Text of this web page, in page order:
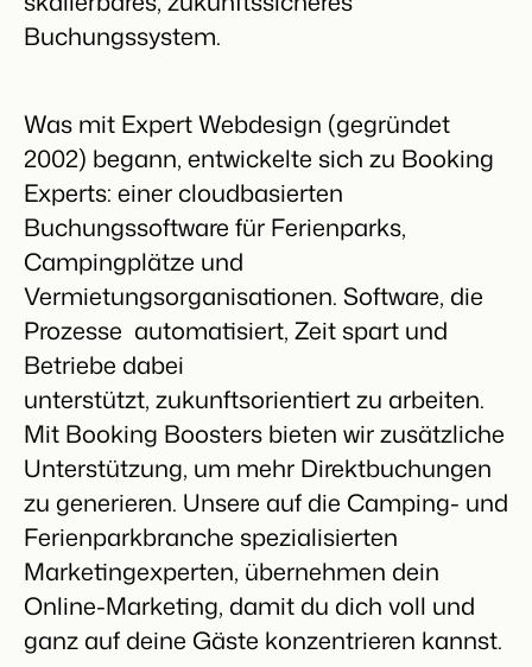
Generiere Leads für den Verkauf deiner Ferienimmobilie.
Marketing
Online-Marketing
Die starke Kombination aus Markenbildung und Performance-
Marketing
Immobilien Marketing
Dein Projekt im Handumdrehen ausverkauft.
Booking Analytics
Premium BI-Tool
BEX Übersicht
Entdecke die unzähligen Vorteile der Booking Experts
Plattform.
Verbreite dein Angebot auf
relevante Channels und
erreiche deine Zielgruppe.
Mehr erfahren
BEX Channel Manager
Entwickle deine Lösung mit unserer offenen API.
Über uns
Customer Success
Erhalte Antworten auf deine Fragen.
Jobs
Finde hier deinen neuen Traumjob!
Kontakt
Nimm Kontakt mit uns auf.
Über uns
Lerne unsere Kultur & Werte kennen.
FRÜBUCHERSAISON
Praktische Tipps für die wichtigsten
Buchungssystem.
Was mit Expert Webdesign (gegründet
2002) begann, entwickelte sich zu Booking
Experts: einer cloudbasierten
Buchungssoftware für Ferienparks,
Campingplätze und
Vermietungsorganisationen. Software, die
Prozesse automatisiert, Zeit spart und
Betriebe dabei
unterstützt, zukunftsorientiert zu arbeiten.
Mit Booking Boosters bieten wir zusätzliche
Unterstützung, um mehr Direktbuchungen
zu generieren. Unsere auf die Camping- und
Ferienparkbranche spezialisierten
Marketingexperten, übernehmen dein
Online-Marketing, damit du dich voll und
ganz auf deine Gäste konzentrieren kannst.